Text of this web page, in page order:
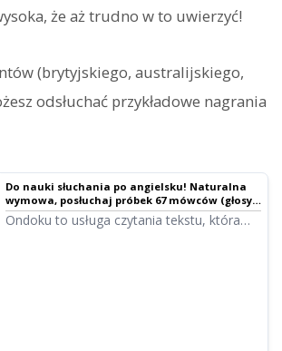
że aż trudno w to uwierzyć!
(brytyjskiego, australijskiego,
odsłuchać przykładowe nagrania
Do nauki słuchania po angielsku! Naturalna
wymowa, posłuchaj próbek 67 mówców (głosy
kobiece, męskie, dziecięce!) | Program do
czytania tekstu Ondoku
Ondoku to usługa czytania tekstu, która